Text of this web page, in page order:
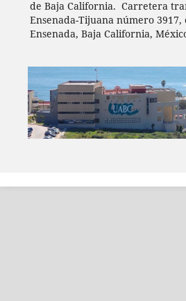
de Baja California. Carretera
Ensenada-Tijuana número 3917,
Ensenada, Baja California,